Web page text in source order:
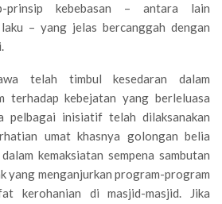
prinsip kebebasan – antara lain
– yang jelas bercanggah dengan
telah timbul kesedaran dalam
terhadap kebejatan yang berleluasa
pelbagai inisiatif telah dilaksanakan
umat khasnya golongan belia
kemaksiatan sempena sambutan
yang menganjurkan program-program
kerohanian di masjid-masjid. Jika